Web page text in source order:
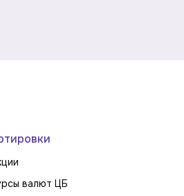
валют ЦБ